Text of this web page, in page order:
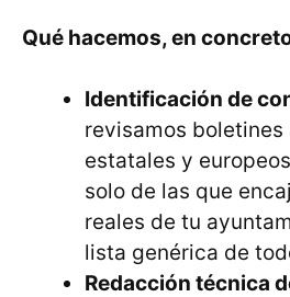
Qué hacemos, en
Identificación de
revisamos boletines
estatales y
solo de las que
reales de tu
lista genérica de
Redacción técnica